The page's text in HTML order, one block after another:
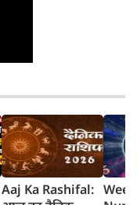
Aaj Ka Rashifal: